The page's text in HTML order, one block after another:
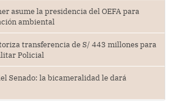
asume la presidencia del OEFA para
ambiental
transferencia de S/ 443 millones para
Policial
Senado: la bicameralidad le dará